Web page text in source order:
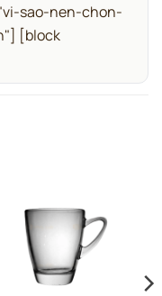
sao-nen-chon-
[block